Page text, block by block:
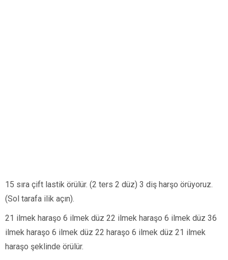
15 sıra çift lastik örülür. (2 ters 2 düz) 3 diş harşo örüyoruz.
(Sol tarafa ilik açın).
21 ilmek haraşo 6 ilmek düz 22 ilmek haraşo 6 ilmek düz 36
ilmek haraşo 6 ilmek düz 22 haraşo 6 ilmek düz 21 ilmek
haraşo şeklinde örülür.